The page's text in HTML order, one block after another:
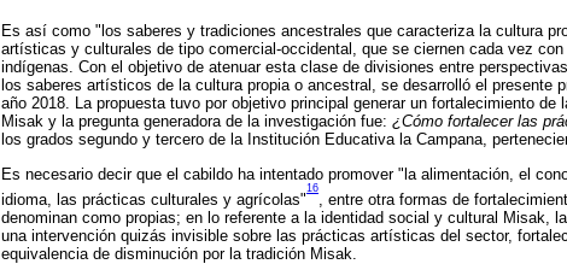
Es así como "los saberes y tradiciones ancestrales que caracteriza la cultura
artísticas y culturales de tipo comercial-occidental, que se ciernen cada vez
indígenas. Con el objetivo de atenuar esta clase de divisiones entre
los saberes artísticos de la cultura propia o ancestral, se desarrolló el presente
año 2018. La propuesta tuvo por objetivo principal generar un fortalecimiento
Misak y la pregunta generadora de la investigación fue: ¿Cómo fortalecer las
los grados segundo y tercero de la Institución Educativa la Campana,
Es necesario decir que el cabildo ha intentado promover "la alimentación, el
idioma, las prácticas culturales y agrícolas"
16
, entre otra formas de
denominan como propias; en lo referente a la identidad social y cultural Misak,
una intervención quizás invisible sobre las prácticas artísticas del sector,
equivalencia de disminución por la tradición Misak.